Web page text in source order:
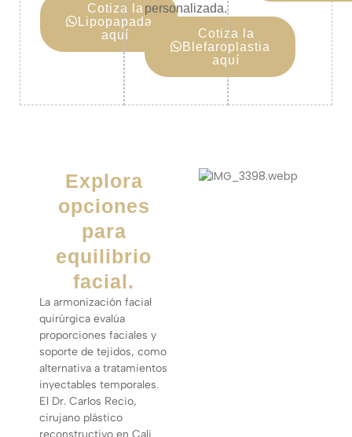
Cotiza la
Lipopapada
aquí
personalizada.
Cotiza la
Blefaroplastia
aquí
Explora
opciones
para
equilibrio
facial.
La armonización facial
quirúrgica evalúa
proporciones faciales y
soporte de tejidos, como
alternativa a tratamientos
inyectables temporales.
El Dr. Carlos Recio,
cirujano plástico
reconstructivo en Cali